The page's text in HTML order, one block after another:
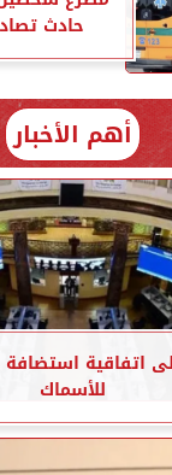
حادث
أهم الأخبار
اتفاقية
للأسماك